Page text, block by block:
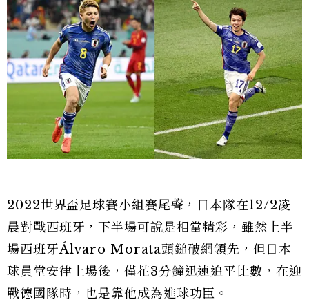
2022世界盃足球賽小組賽尾聲，日本隊在12/2凌
晨對戰西班牙，下半場可說是相當精彩，雖然上半
場西班牙Álvaro Morata頭鎚破網領先，但日本
球員堂安律上場後，僅花3分鐘迅速追平比數，在迎
戰德國隊時，也是靠他成為進球功臣。